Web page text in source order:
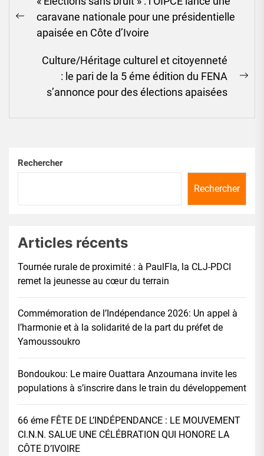
de
l’article
Previous
post:
caravane nationale pour une présidentielle
apaisée en Côte d’Ivoire
Culture/Héritage culturel et citoyenneté
: le pari de la 5 éme édition du FENA
s’annonce pour des élections apaisées
Rechercher
Rechercher
Articles récents
Tournée rurale de proximité : à PaulFla, la CLJ-PDCI
remet la jeunesse au cœur du terrain
Commémoration de l’Indépendance 2026: Un appel à
l’harmonie et à la solidarité de la part du préfet de
Yamoussoukro
Bondoukou: Le maire Ouattara Anzoumana invite les
populations à s’inscrire dans le train du développement
66 éme FÊTE DE L’INDÉPENDANCE : LE MOUVEMENT
CI.N.N. SALUE UNE CÉLÉBRATION QUI HONORE LA
CÔTE D’IVOIRE